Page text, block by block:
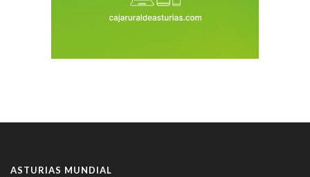
ASTURIAS MUNDIAL